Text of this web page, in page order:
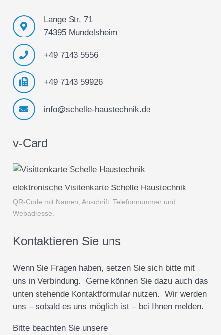
Lange Str. 71
74395 Mundelsheim
+49 7143 5556
+49 7143 59926
info@schelle-haustechnik.de
v-Card
elektronische Visitenkarte Schelle Haustechnik
QR-Code mit Namen, Anschrift, Telefonnummer und
Webadresse.
Kontaktieren Sie uns
Wenn Sie Fragen haben, setzen Sie sich bitte mit
uns in Verbindung. Gerne können Sie dazu auch das
unten stehende Kontaktformular nutzen. Wir werden
uns – sobald es uns möglich ist – bei Ihnen melden.
Bitte beachten Sie unsere